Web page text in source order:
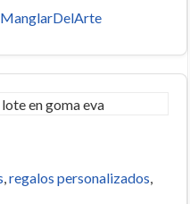
regalos personalizados